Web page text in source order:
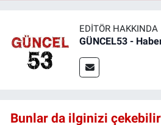
EDITÖR HAKKINDA
GÜNCEL53 -
Bunlar da ilginizi çekebilir